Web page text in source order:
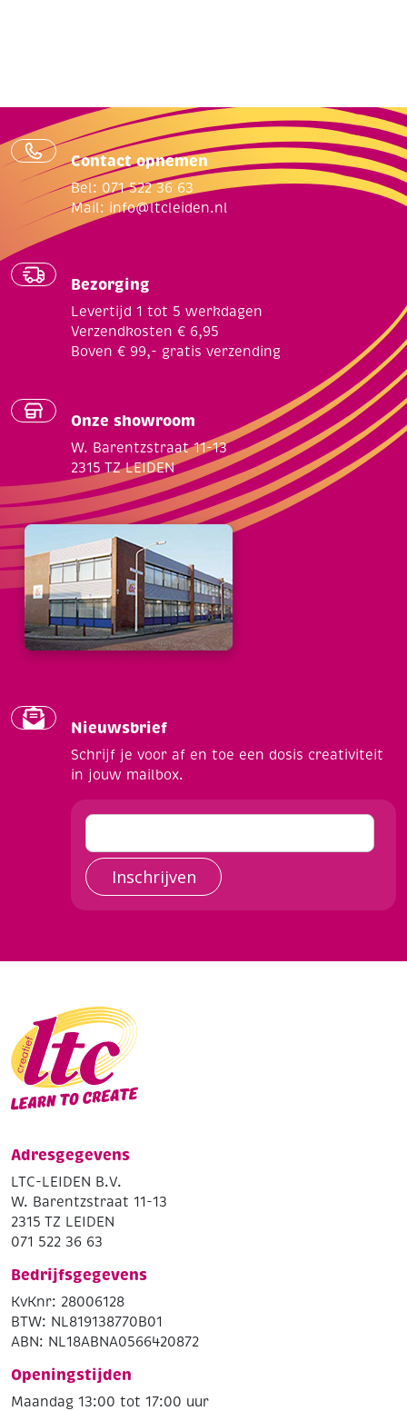
Contact opnemen
Bel: 071 522 36 63
Mail: info@ltcleiden.nl
Bezorging
Levertijd 1 tot 5 werkdagen
Verzendkosten € 6,95
Boven € 99,- gratis verzending
Onze showroom
W. Barentzstraat 11-13
2315 TZ LEIDEN
Nieuwsbrief
Schrijf je voor af en toe een dosis creativiteit
in jouw mailbox.
Inschrijven
Adresgegevens
LTC-LEIDEN B.V.
W. Barentzstraat 11-13
2315 TZ LEIDEN
071 522 36 63
Bedrijfsgegevens
KvKnr: 28006128
BTW: NL819138770B01
ABN: NL18ABNA0566420872
Openingstijden
Maandag 13:00 tot 17:00 uur